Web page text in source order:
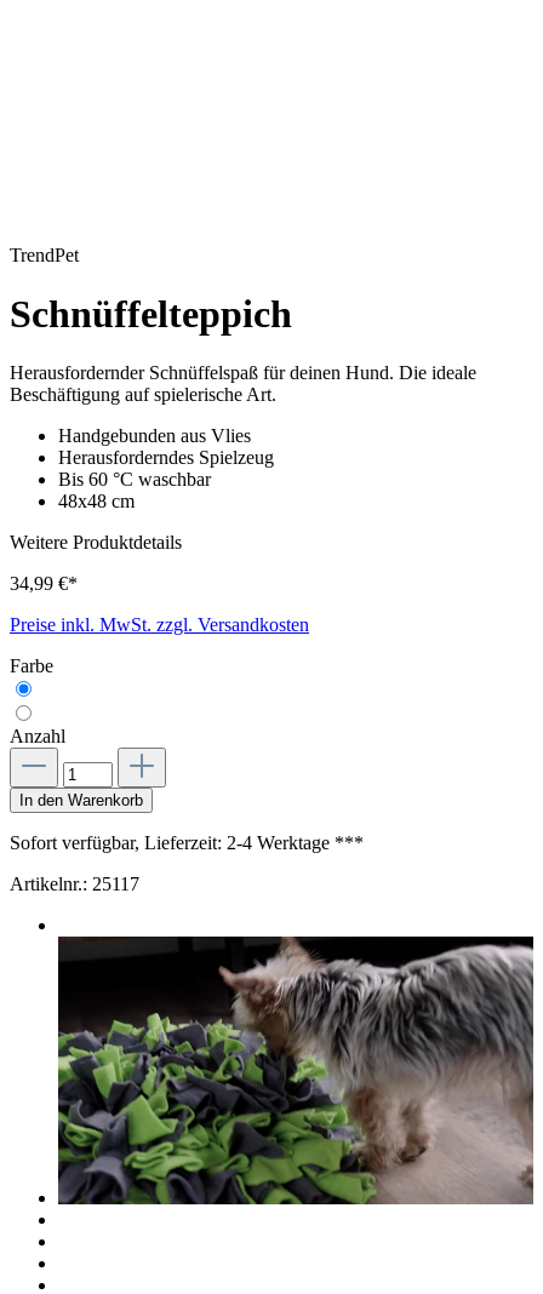
TrendPet
Schnüffelteppich
Herausfordernder Schnüffelspaß für deinen Hund. Die ideale
Beschäftigung auf spielerische Art.
Handgebunden aus Vlies
Herausforderndes Spielzeug
Bis 60 °C waschbar
48x48 cm
Weitere Produktdetails
34,99 €*
Preise inkl. MwSt. zzgl. Versandkosten
Farbe
Anzahl
In den Warenkorb
Sofort verfügbar, Lieferzeit: 2-4 Werktage ***
Artikelnr.: 25117